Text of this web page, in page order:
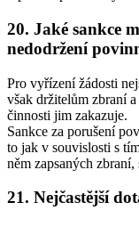
20. Jaké sankce
nedodržení
Pro vyřízení žádosti
však držitelům zbraní
činnosti jim zakazuje.
Sankce za porušení
to jak v souvislosti s
něm zapsaných zbraní,
21. Nejčastější